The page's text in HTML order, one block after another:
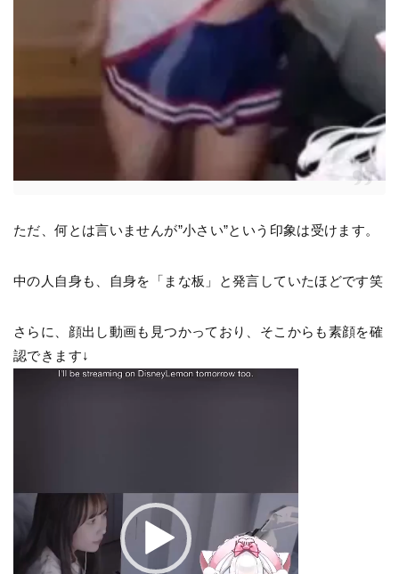
ただ、何とは言いませんが”小さい”という印象は受けます。
中の人自身も、自身を「まな板」と発言していたほどです笑
さらに、顔出し動画も見つかっており、そこからも素顔を確
認できます↓